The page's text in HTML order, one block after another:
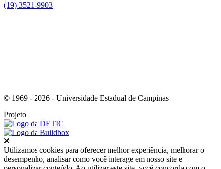
(19) 3521-9903
© 1969 - 2026 - Universidade Estadual de Campinas
Projeto
Utilizamos cookies para oferecer melhor experiência, melhorar o
desempenho, analisar como você interage em nosso site e